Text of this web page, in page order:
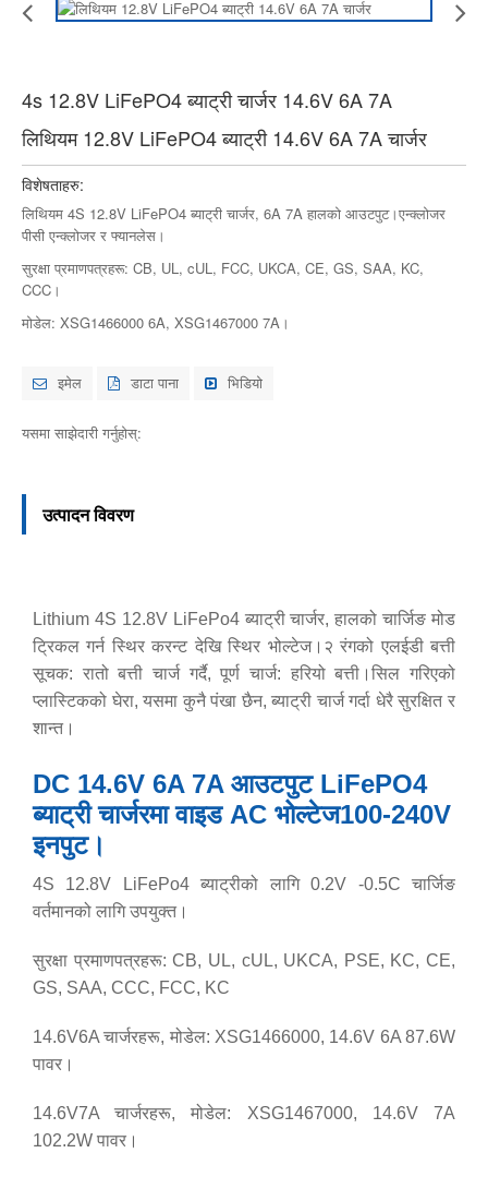
4s 12.8V LiFePO4 ब्याट्री चार्जर 14.6V 6A 7A
लिथियम 12.8V LiFePO4 ब्याट्री 14.6V 6A 7A चार्जर
विशेषताहरु:
लिथियम 4S 12.8V LiFePO4 ब्याट्री चार्जर, 6A 7A हालको आउटपुट।एन्क्लोजर
पीसी एन्क्लोजर र फ्यानलेस।
सुरक्षा प्रमाणपत्रहरू: CB, UL, cUL, FCC, UKCA, CE, GS, SAA, KC,
CCC।
मोडेल: XSG1466000 6A, XSG1467000 7A।
इमेल डाटा पाना भिडियो
यसमा साझेदारी गर्नुहोस्:
उत्पादन विवरण
Lithium 4S 12.8V LiFePo4 ब्याट्री चार्जर, हालको चार्जिङ मोड
ट्रिकल गर्न स्थिर करन्ट देखि स्थिर भोल्टेज।२ रंगको एलईडी बत्ती
सूचक: रातो बत्ती चार्ज गर्दै, पूर्ण चार्ज: हरियो बत्ती।सिल गरिएको
प्लास्टिकको घेरा, यसमा कुनै पंखा छैन, ब्याट्री चार्ज गर्दा धेरै सुरक्षित र
शान्त।
DC 14.6V 6A 7A आउटपुट LiFePO4
ब्याट्री चार्जरमा वाइड AC भोल्टेज100-240V
इनपुट।
4S 12.8V LiFePo4 ब्याट्रीको लागि 0.2V -0.5C चार्जिङ
वर्तमानको लागि उपयुक्त।
सुरक्षा प्रमाणपत्रहरू: CB, UL, cUL, UKCA, PSE, KC, CE,
GS, SAA, CCC, FCC, KC
14.6V6A चार्जरहरू, मोडेल: XSG1466000, 14.6V 6A 87.6W
पावर।
14.6V7A चार्जरहरू, मोडेल: XSG1467000, 14.6V 7A
102.2W पावर।